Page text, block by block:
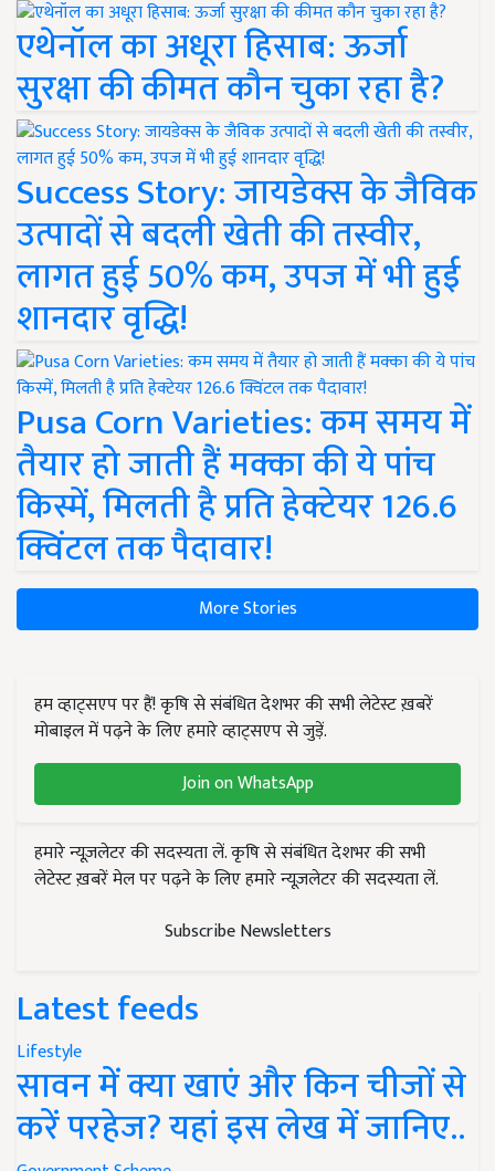
एथेनॉल का अधूरा हिसाब: ऊर्जा
सुरक्षा की कीमत कौन चुका रहा है?
Success Story: जायडेक्स के जैविक
उत्पादों से बदली खेती की तस्वीर,
लागत हुई 50% कम, उपज में भी हुई
शानदार वृद्धि!
Pusa Corn Varieties: कम समय में
तैयार हो जाती हैं मक्का की ये पांच
किस्में, मिलती है प्रति हेक्टेयर 126.6
क्विंटल तक पैदावार!
More Stories
हम व्हाट्सएप पर हैं! कृषि से संबंधित देशभर की सभी लेटेस्ट ख़बरें
मोबाइल में पढ़ने के लिए हमारे व्हाट्सएप से जुड़ें.
Join on WhatsApp
हमारे न्यूज़लेटर की सदस्यता लें. कृषि से संबंधित देशभर की सभी
लेटेस्ट ख़बरें मेल पर पढ़ने के लिए हमारे न्यूज़लेटर की सदस्यता लें.
Subscribe Newsletters
Latest feeds
Lifestyle
सावन में क्या खाएं और किन चीजों से
करें परहेज? यहां इस लेख में जानिए..